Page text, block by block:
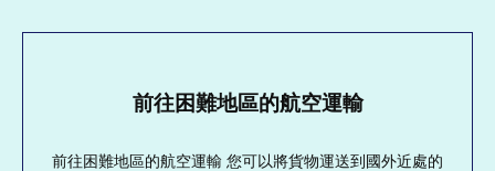
前往困難地區的航空運輸
前往困難地區的航空運輸 您可以將貨物運送到國外近處的